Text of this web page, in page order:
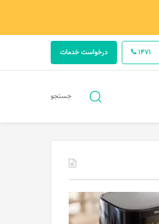
درخواست خدمات 1471
جستجوجستجو